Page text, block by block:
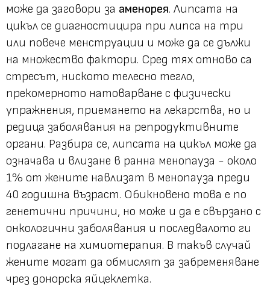
може да заговори за аменорея. Липсата на
цикъл се диагностицира при липса на три
или повече менструации и може да се дължи
на множество фактори. Сред тях отново са
стресът, ниското телесно тегло,
прекомерното натоварване с физически
упражнения, приемането на лекарства, но и
редица заболявания на репродуктивните
органи. Разбира се, липсата на цикъл може да
означава и влизане в ранна менопауза - около
1% от жените навлизат в менопауза преди
40 годишна възраст. Обикновено това е по
генетични причини, но може и да е свързано с
онкологични заболявания и последвалото ги
подлагане на химиотерапия. В такъв случай
жените могат да обмислят за забременяване
чрез донорска яйцеклетка.